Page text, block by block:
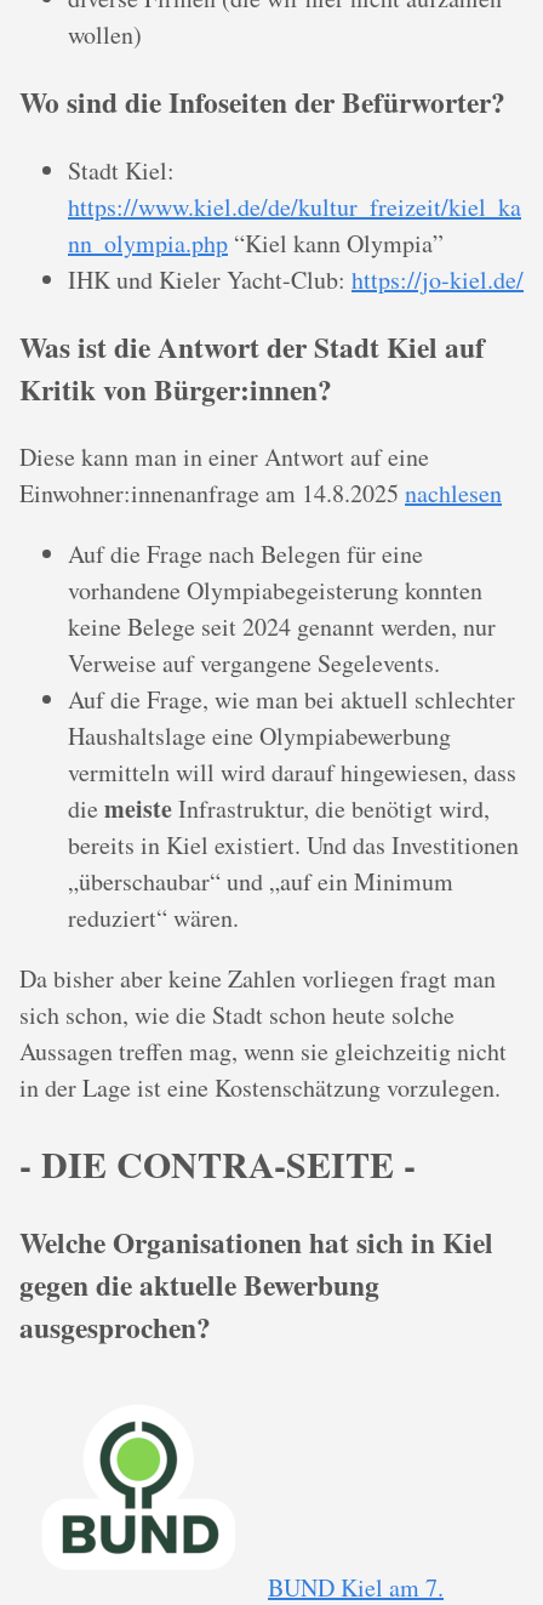
wollen)
Wo sind die Infoseiten der Befürworter?
Stadt Kiel:
https://www.kiel.de/de/kultur_freizeit/kiel_ka
nn_olympia.php “Kiel kann Olympia”
IHK und Kieler Yacht-Club: https://jo-kiel.de/
Was ist die Antwort der Stadt Kiel auf
Kritik von Bürger:innen?
Diese kann man in einer Antwort auf eine
Einwohner:innenanfrage am 14.8.2025 nachlesen
Auf die Frage nach Belegen für eine
vorhandene Olympiabegeisterung konnten
keine Belege seit 2024 genannt werden, nur
Verweise auf vergangene Segelevents.
Auf die Frage, wie man bei aktuell schlechter
Haushaltslage eine Olympiabewerbung
vermitteln will wird darauf hingewiesen, dass
die meisteInfrastruktur, die benötigt wird,
bereits in Kiel existiert. Und das Investitionen
„überschaubar“ und „auf ein Minimum
reduziert“ wären.
Da bisher aber keine Zahlen vorliegen fragt man
sich schon, wie die Stadt schon heute solche
Aussagen treffen mag, wenn sie gleichzeitig nicht
in der Lage ist eine Kostenschätzung vorzulegen.
- DIE CONTRA-SEITE -
Welche Organisationen hat sich in Kiel
gegen die aktuelle Bewerbung
ausgesprochen?
BUND Kiel am 7.